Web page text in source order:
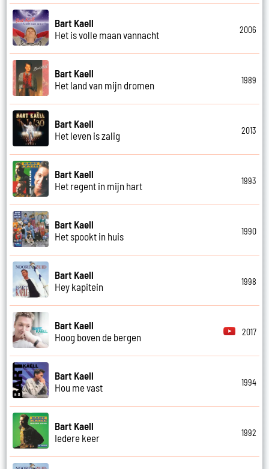
Bart Kaell
Het is volle maan vannacht
2006
Bart Kaell
Het land van mijn dromen
1989
Bart Kaell
Het leven is zalig
2013
Bart Kaell
Het regent in mijn hart
1993
Bart Kaell
Het spookt in huis
1990
Bart Kaell
Hey kapitein
1998
Bart Kaell
Hoog boven de bergen
2017
Bart Kaell
Hou me vast
1994
Bart Kaell
Iedere keer
1992